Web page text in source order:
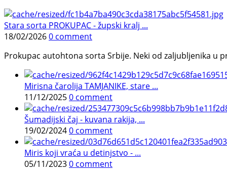
Stara sorta PROKUPAC - župski kralj ...
18/02/20260 comment
Prokupac autohtona sorta Srbije. Neki od zaljubljenika u
Mirisna čarolija TAMJANIKE, stare ...
11/12/20250 comment
Šumadijski čaj - kuvana rakija, ...
19/02/20240 comment
Miris koji vraća u detinjstvo - ...
05/11/20230 comment